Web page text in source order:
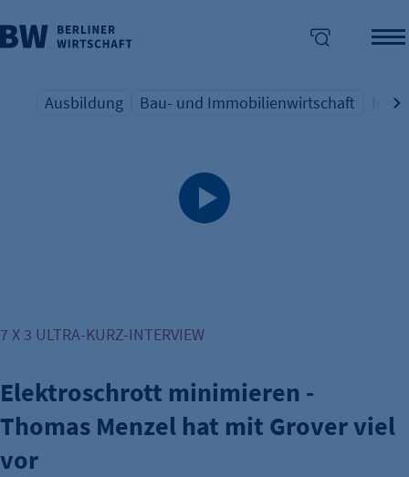
überspringen
Übersicht Schlagwort
Ausbildung
Übersicht Schlagwort
Bau- und Immobilienwirtschaft
7 X 3 ULTRA-KURZ-INTERVIEW
Elektroschrott minimieren -
Thomas Menzel hat mit Grover viel
vor